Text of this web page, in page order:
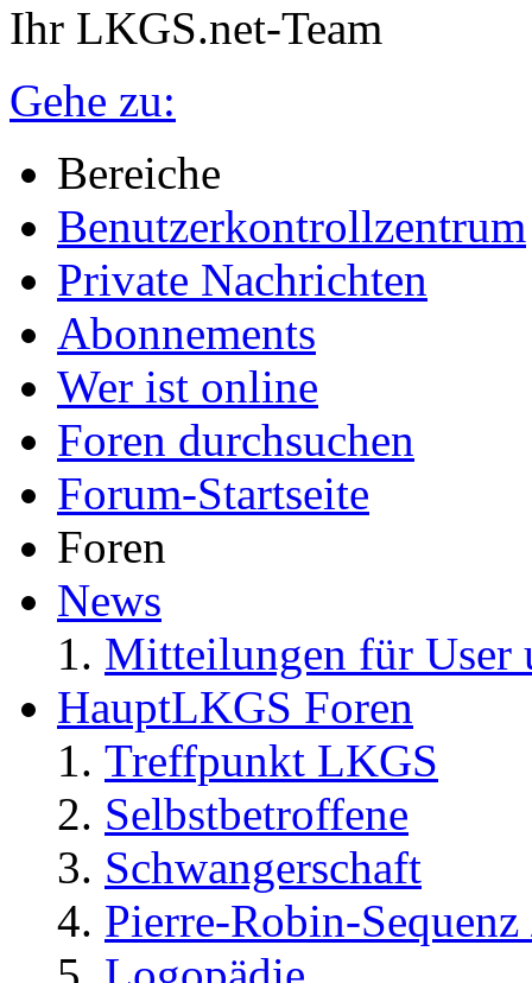
Ihr LKGS.net-Team
Gehe zu:
Bereiche
Benutzerkontrollzentrum
Private Nachrichten
Abonnements
Wer ist online
Foren durchsuchen
Forum-Startseite
Foren
News
Mitteilungen für User
HauptLKGS Foren
Treffpunkt LKGS
Selbstbetroffene
Schwangerschaft
Pierre-Robin-